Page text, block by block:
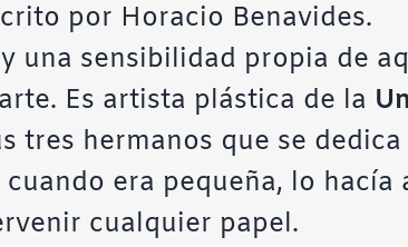
por Horacio Benavides.
una sensibilidad propia de
Es artista plástica de la
tres hermanos que se
era pequeña, lo hacía
cualquier papel.